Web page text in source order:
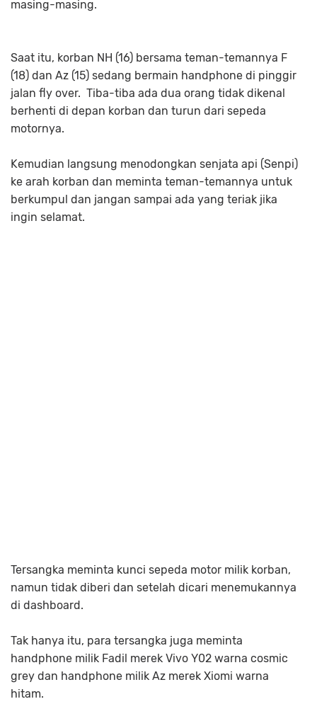
masing-masing.
Saat itu, korban NH (16) bersama teman-temannya F
(18) dan Az (15) sedang bermain handphone di pinggir
jalan fly over. Tiba-tiba ada dua orang tidak dikenal
berhenti di depan korban dan turun dari sepeda
motornya.
Kemudian langsung menodongkan senjata api (Senpi)
ke arah korban dan meminta teman-temannya untuk
berkumpul dan jangan sampai ada yang teriak jika
ingin selamat.
Tersangka meminta kunci sepeda motor milik korban,
namun tidak diberi dan setelah dicari menemukannya
di dashboard.
Tak hanya itu, para tersangka juga meminta
handphone milik Fadil merek Vivo Y02 warna cosmic
grey dan handphone milik Az merek Xiomi warna
hitam.